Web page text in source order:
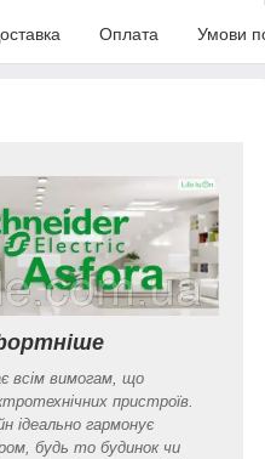
Оплата Умови
всім вимогам, що
пристроїв.
ідеально гармонує
будь то будинок чи